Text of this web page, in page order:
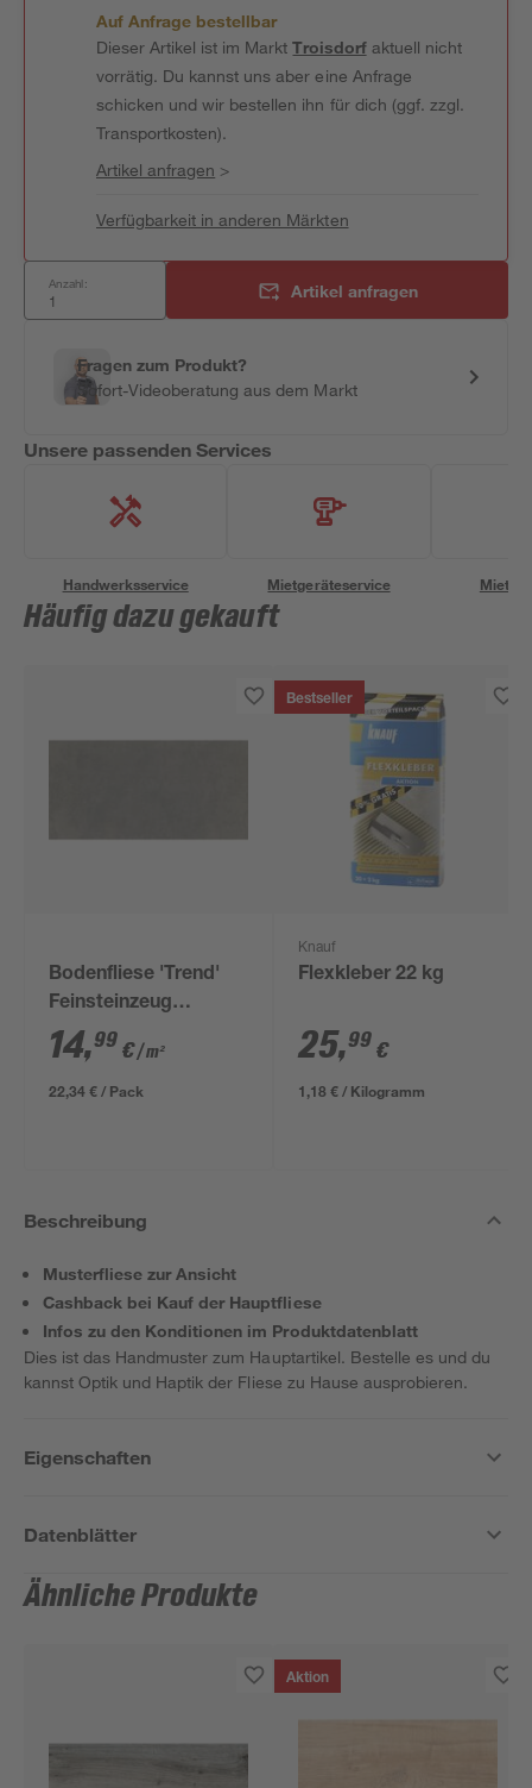
Auf Anfrage bestellbar
Dieser Artikel ist im MarktTroisdorfaktuell nicht
vorrätig. Du kannst uns aber eine Anfrage
schicken und wir bestellen ihn für dich (ggf. zzgl.
Transportkosten).
Artikel anfragen >
Verfügbarkeit in anderen Märkten
Anzahl: Artikel anfragen
Fragen zum Produkt?
Sofort-Videoberatung aus dem Markt
Unsere passenden Services
Handwerksservice Mietgeräteservice
Häufig dazu gekauft
Bodenfliese 'Trend'
Feinsteinzeug
anthrazit 30,5 x 61 cm
14,99 €/ m²
22,34 € / Pack
Bestseller
Knauf
Flexkleber 22 kg
25,99 €
1,18 € / Kilogramm
Beschreibung
Musterfliese zur Ansicht
Cashback bei Kauf der Hauptfliese
Infos zu den Konditionen im Produktdatenblatt
Dies ist das Handmuster zum Hauptartikel. Bestelle es und du
kannst Optik und Haptik der Fliese zu Hause ausprobieren.
Eigenschaften
Datenblätter
Ähnliche Produkte
Aktion